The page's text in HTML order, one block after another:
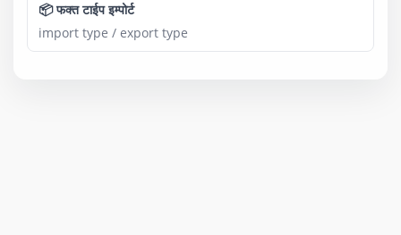
📦 फक्त टाईप इम्पोर्ट
import type / export type